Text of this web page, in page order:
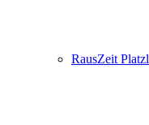
RausZeit Platzl